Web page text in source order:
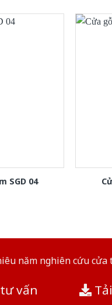
SGD 04
năm nghiên cứu cửa
vấn